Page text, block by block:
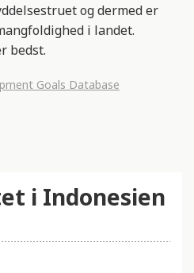
og dermed er
i landet.
bedst.
Goals Database
i Indonesien